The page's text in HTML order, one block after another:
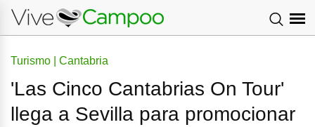
Turismo | Cantabria
'Las Cinco Cantabrias On Tour'
llega a Sevilla para promocionar